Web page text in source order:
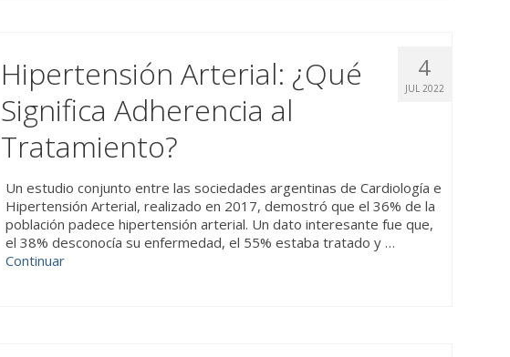
4
JUL 2022
Hipertensión Arterial: ¿Qué
Significa Adherencia al
Tratamiento?
Un estudio conjunto entre las sociedades argentinas de Cardiología e
Hipertensión Arterial, realizado en 2017, demostró que el 36% de la
población padece hipertensión arterial. Un dato interesante fue que,
el 38% desconocía su enfermedad, el 55% estaba tratado y …
Continuar